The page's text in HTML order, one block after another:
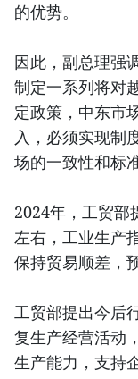
的优势。
因此，副总理强
制定一系列将对
定政策，中东市
入，必须实现制
场的一致性和标
2024年，工贸部
左右，工业生产
保持贸易顺差，
工贸部提出今后
复生产经营活动
生产能力，支持